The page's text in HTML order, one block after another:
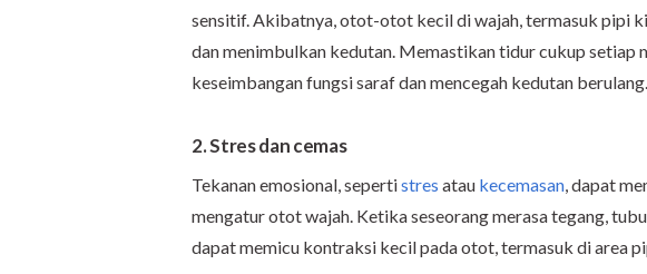
sensitif. Akibatnya, otot-otot kecil di wajah, termasuk pipi
dan menimbulkan kedutan. Memastikan tidur cukup setiap
keseimbangan fungsi saraf dan mencegah kedutan berulang.
2. Stres dan cemas
Tekanan emosional, sepertistres atau kecemasan, dapat
mengatur otot wajah. Ketika seseorang merasa tegang,
dapat memicu kontraksi kecil pada otot, termasuk di area